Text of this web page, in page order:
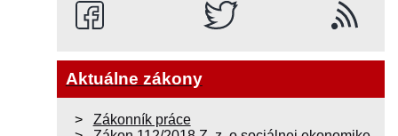
Aktuálne zákony
Zákonník práce